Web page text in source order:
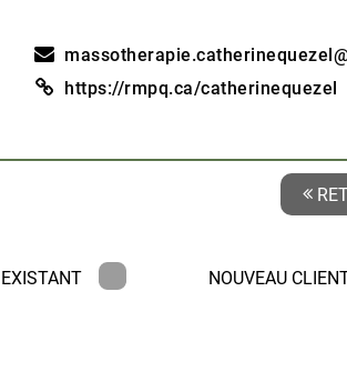
https://rmpq.ca/catherinequezel
NOUVEAU